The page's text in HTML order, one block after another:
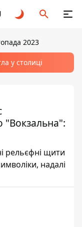
2023
у столиці
"Вокзальна":
рельєфні щити
надалі